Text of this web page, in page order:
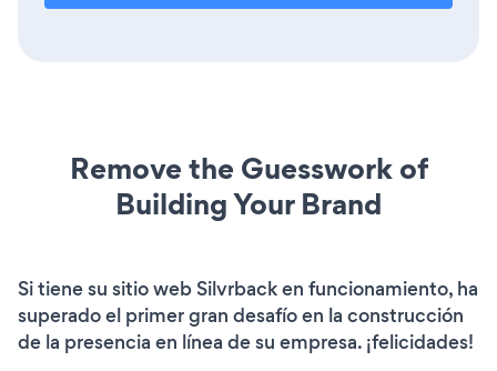
Remove the Guesswork of
Building Your Brand
Si tiene su sitio web Silvrback en funcionamiento, ha
superado el primer gran desafío en la construcción
de la presencia en línea de su empresa. ¡felicidades!